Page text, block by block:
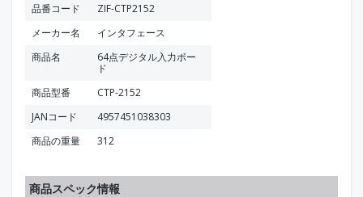
品番コード
ZIF-CTP2152
メーカー名
インタフェース
商品名
64点デジタル入力ボー
ド
商品型番
CTP-2152
JANコード
4957451038303
商品の重量
312
商品スペック情報